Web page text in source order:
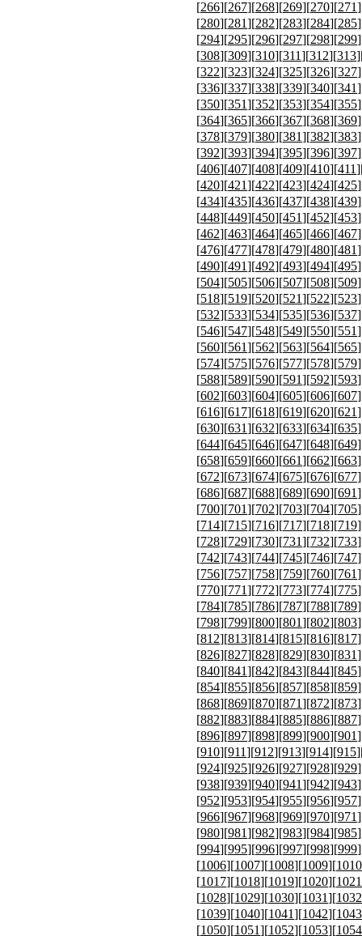
[266][267][268][269][270][271
[280][281][282][283][284][285
[294][295][296][297][298][299
[308][309][310][311][312][313
[322][323][324][325][326][327
[336][337][338][339][340][341
[350][351][352][353][354][355
[364][365][366][367][368][369
[378][379][380][381][382][383
[392][393][394][395][396][397
[406][407][408][409][410][411
[420][421][422][423][424][425
[434][435][436][437][438][439
[448][449][450][451][452][453
[462][463][464][465][466][467
[476][477][478][479][480][481
[490][491][492][493][494][495
[504][505][506][507][508][509
[518][519][520][521][522][523
[532][533][534][535][536][537
[546][547][548][549][550][551
[560][561][562][563][564][565
[574][575][576][577][578][579
[588][589][590][591][592][593
[602][603][604][605][606][607
[616][617][618][619][620][621
[630][631][632][633][634][635
[644][645][646][647][648][649
[658][659][660][661][662][663
[672][673][674][675][676][677
[686][687][688][689][690][691
[700][701][702][703][704][705
[714][715][716][717][718][719
[728][729][730][731][732][733
[742][743][744][745][746][747
[756][757][758][759][760][761
[770][771][772][773][774][775
[784][785][786][787][788][789
[798][799][800][801][802][803
[812][813][814][815][816][817
[826][827][828][829][830][831
[840][841][842][843][844][845
[854][855][856][857][858][859
[868][869][870][871][872][873
[882][883][884][885][886][887
[896][897][898][899][900][901
[910][911][912][913][914][915
[924][925][926][927][928][929
[938][939][940][941][942][943
[952][953][954][955][956][957
[966][967][968][969][970][971
[980][981][982][983][984][985
[994][995][996][997][998][999
[1006][1007][1008][1009][1010
[1017][1018][1019][1020][1021
[1028][1029][1030][1031][1032
[1039][1040][1041][1042][1043
[1050][1051][1052][1053][1054